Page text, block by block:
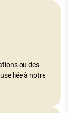
ou des
liée à notre